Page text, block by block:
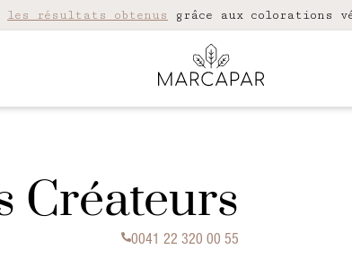
les résultats obtenus grâce aux colorations
Créateurs
0041 22 320 00 55